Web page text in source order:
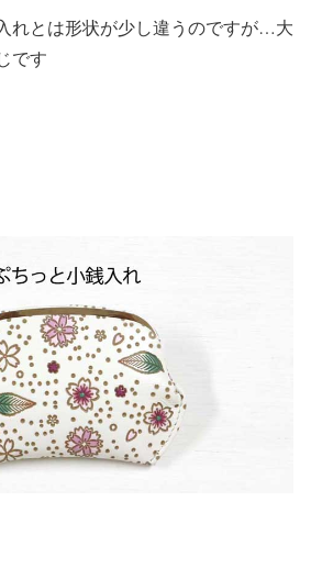
れとは形状が少し違うのですが…大
です